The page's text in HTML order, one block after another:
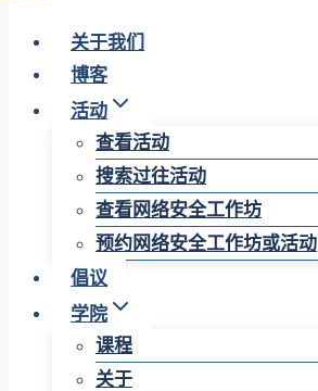
关于我们
博客
活动
查看活动
搜索过往活动
查看网络安全工作坊
预约网络安全工作坊或活动
倡议
学院
课程
关于